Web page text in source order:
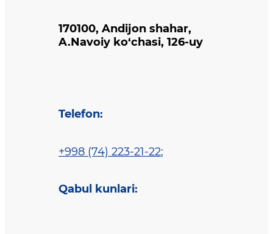
170100, Andijon shahar,
A.Navoiy ko‘chasi, 126-uy
Telefon:
+998 (74) 223-21-22;
Qabul kunlari: